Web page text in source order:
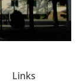
Links